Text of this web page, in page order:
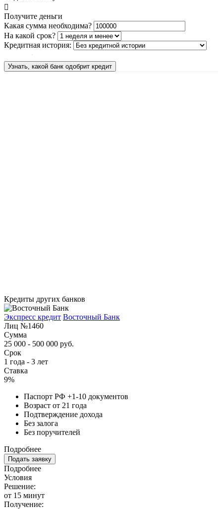
Получите деньги
Какая сумма необходима?
На какой срок?
Кредитная история:
Узнать, какой банк одобрит кредит
Кредиты других банков
Экспресс кредит Восточный Банк
Лиц №1460
Сумма
25 000 - 500 000 руб.
Срок
1 года - 3 лет
Ставка
9%
Паспорт РФ +1-10 документов
Возраст от 21 года
Подтверждение дохода
Без залога
Без поручителей
Подробнее
Подать заявку
Подробнее
Условия
Решение:
от 15 минут
Получение: